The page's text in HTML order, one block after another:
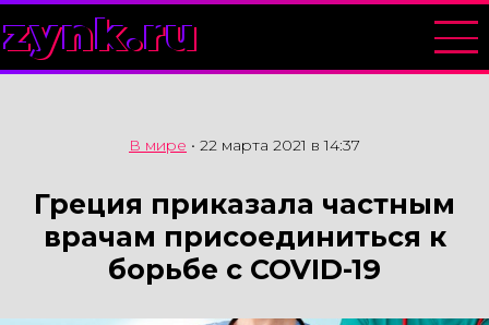
zynk.ru
В мире • 22 марта 2021 в 14:37
Греция приказала частным
врачам присоединиться к
борьбе с COVID-19